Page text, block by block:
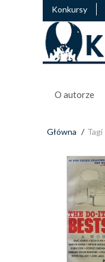
Konkursy
O autorze
Główna / Tagi